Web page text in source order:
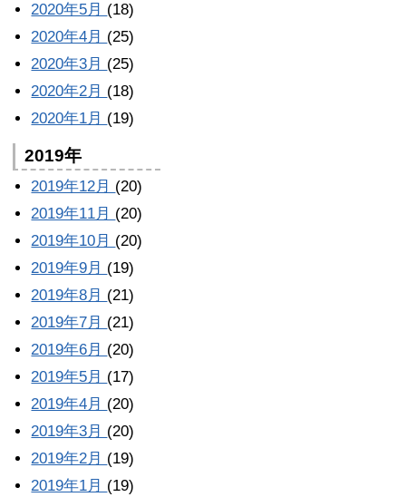
2020年5月 (18)
2020年4月 (25)
2020年3月 (25)
2020年2月 (18)
2020年1月 (19)
2019年
2019年12月 (20)
2019年11月 (20)
2019年10月 (20)
2019年9月 (19)
2019年8月 (21)
2019年7月 (21)
2019年6月 (20)
2019年5月 (17)
2019年4月 (20)
2019年3月 (20)
2019年2月 (19)
2019年1月 (19)